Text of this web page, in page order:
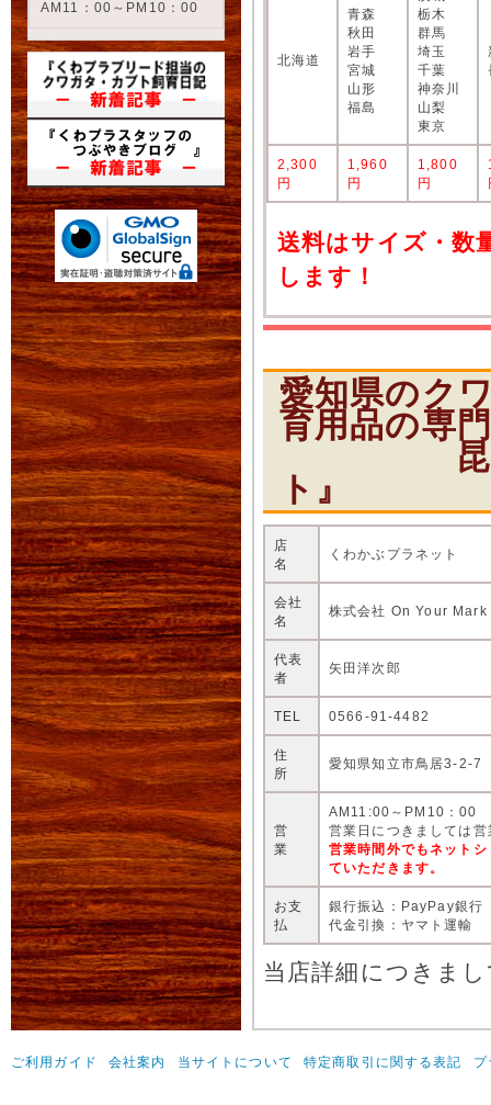
AM11：00～PM10：00
北海道
青森
秋田
岩手
宮城
山形
福島
栃木
群馬
埼玉
千葉
神奈川
山梨
東京
2,300
円
1,960
円
1,800
円
送料はサイズ・数
します！
愛知県のク
育用品の専
昆虫シ
ト』
店
名
くわかぶプラネット
会社
名
株式会社 On Your Mark
代表
者
矢田洋次郎
TEL 0566-91-4482
住
所
愛知県知立市鳥居3-2-7
営
業
AM11:00～PM10：00
営業日につきましては
営業時間外でもネット
ていただきます。
お支
払
銀行振込：PayPay銀行
代金引換：ヤマト運輸
当店詳細につきま
ご利用ガイド 会社案内 当サイトについて 特定商取引に関する表記 プ